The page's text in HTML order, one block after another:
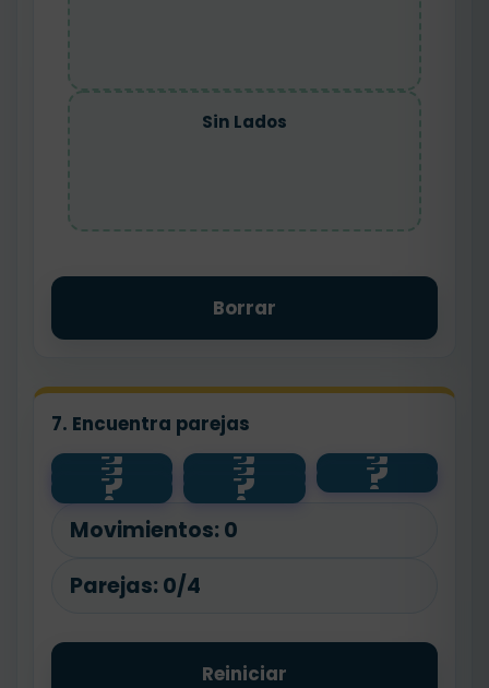
Sin Lados
Borrar
7. Encuentra parejas
?
círculo ?
sin lados ?
4 lados
?
3 lados ?
4 lados ?
rectángul
o
?
triángulo ?
cuadrado
Movimientos: 0
Parejas: 0/4
Reiniciar